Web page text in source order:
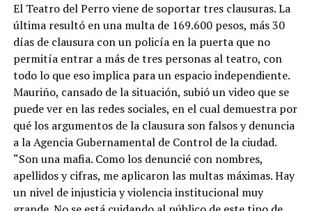
El Teatro del Perro viene de soportar tres clausuras. La
última resultó en una multa de 169.600 pesos, más 30
días de clausura con un policía en la puerta que no
permitía entrar a más de tres personas al teatro, con
todo lo que eso implica para un espacio independiente.
Mauriño, cansado de la situación, subió un video que se
puede ver en las redes sociales, en el cual demuestra por
qué los argumentos de la clausura son falsos y denuncia
a la Agencia Gubernamental de Control de la ciudad.
“Son una mafia. Como los denuncié con nombres,
apellidos y cifras, me aplicaron las multas máximas. Hay
un nivel de injusticia y violencia institucional muy